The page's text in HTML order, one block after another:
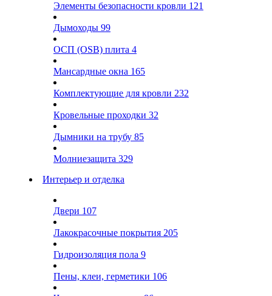
Элементы безопасности кровли 121
Дымоходы 99
ОСП (OSB) плита 4
Мансардные окна 165
Комплектующие для кровли 232
Кровельные проходки 32
Дымники на трубу 85
Молниезащита 329
Интерьер и отделка
Двери 107
Лакокрасочные покрытия 205
Гидроизоляция пола 9
Пены, клеи, герметики 106